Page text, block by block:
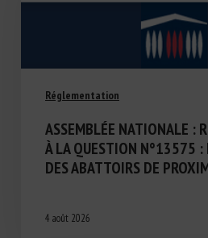
Réglementation
ASSEMBLÉE NATIONALE :
À LA QUESTION N°13575 :
DES ABATTOIRS DE
4 août 2026